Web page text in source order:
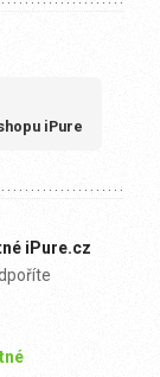
iPure
iPure.cz